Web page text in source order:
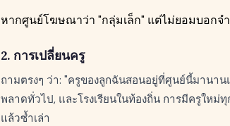
หากศูนย์โฆษณาว่า "กลุ่มเล็ก" แต่ไม่ยอมบอกจ
2. การเปลี่ยนครู
ถามตรงๆ ว่า: "ครูของลูกฉันสอนอยู่ที่ศูนย์นี้มานา
พลาดทั่วไป, และโรงเรียนในท้องถิ่น การมีครูให
แล้วซ้ำเล่า